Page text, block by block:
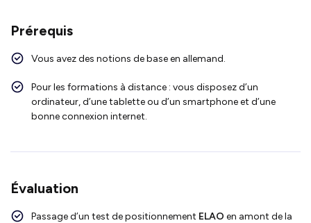
Prérequis
Vous avez des notions de base en allemand.
Pour les formations à distance : vous disposez d’un
ordinateur, d’une tablette ou d’un smartphone et d’une
bonne connexion internet.
Évaluation
Passage d’un test de positionnement ELAO en amont de la